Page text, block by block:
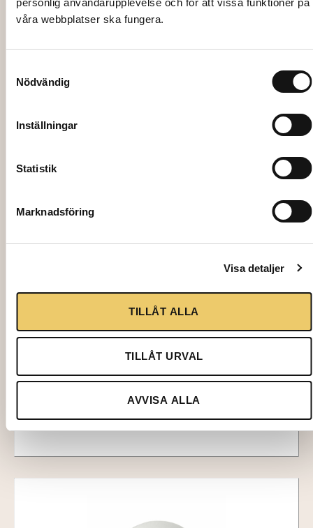
personlig användarupplevelse och för att vissa funktioner på
våra webbplatser ska fungera.
Nödvändig
Inställningar
Statistik
Marknadsföring
Visa detaljer
TILLÅT ALLA
TILLÅT URVAL
AVVISA ALLA
349,00kr
Lägg till i varukorg
Lägg till i varukorg